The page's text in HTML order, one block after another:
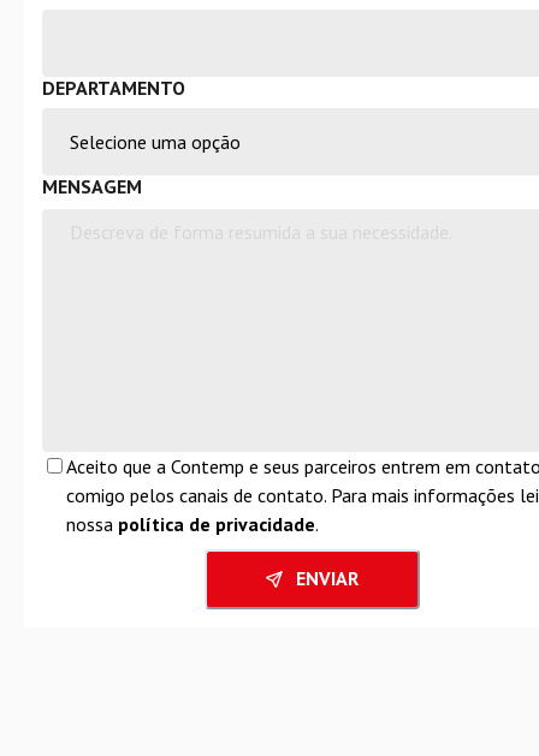
DEPARTAMENTO
MENSAGEM
Aceito que a Contemp e seus parceiros entrem em
comigo pelos canais de contato. Para mais informações
nossa política de privacidade.
ENVIAR